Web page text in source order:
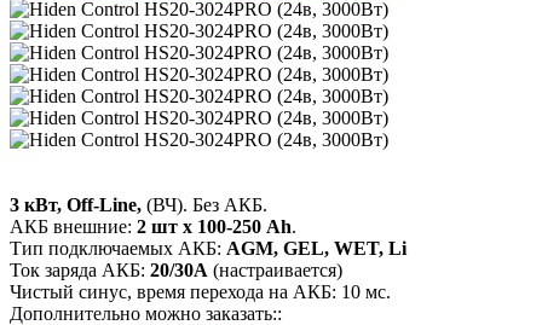
3 кВт, Off-Line, (ВЧ). Без АКБ.
АКБ внешние: 2 шт х 100-250 Ah.
Тип подключаемых АКБ: AGM, GEL, WET, Li
Ток заряда АКБ: 20/30А (настраивается)
Чистый синус, время перехода на АКБ: 10 мс.
Дополнительно можно заказать::